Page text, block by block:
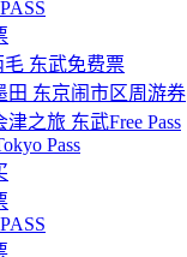
毛 东武免费票
田 东京闹市区周游券
之旅 东武Free Pass
Pass